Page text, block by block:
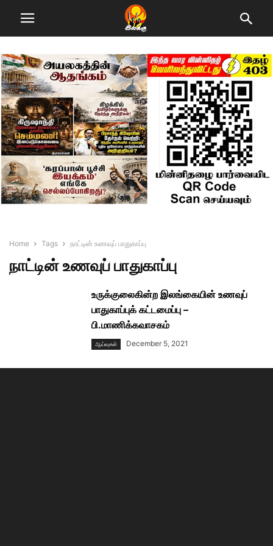
Home Tags நாட்டின் உணவுப் பாதுகாப்பு
நாட்டின் உணவுப் பாதுகாப்பு
உருக்குலைகின்ற இலங்கையின் உணவுப்
பாதுகாப்புக் கட்டமைப்பு –
பி.மாணிக்கவாசகம்
ஆய்வுகள் December 5, 2021